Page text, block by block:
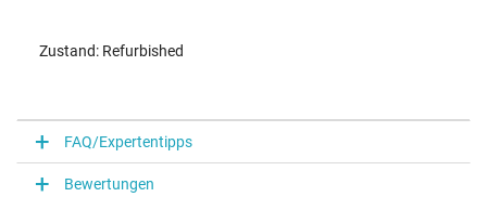
Zustand: Refurbished
FAQ/Expertentipps
Bewertungen